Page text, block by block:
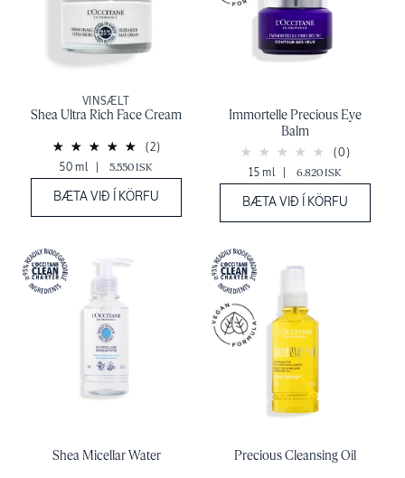
VINSÆLT
Shea Ultra Rich Face Cream
(2)
50 ml 5.550 ISK
BÆTA VIÐ Í KÖRFU
Immortelle Precious Eye
Balm
(0)
15 ml 6.820 ISK
BÆTA VIÐ Í KÖRFU
Shea Micellar Water Precious Cleansing Oil